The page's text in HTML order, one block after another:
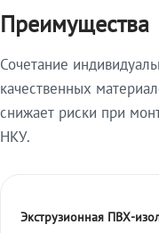
Преимущества
Сочетание
качественных
снижает риски при
НКУ.
Экструзионная ПВХ-